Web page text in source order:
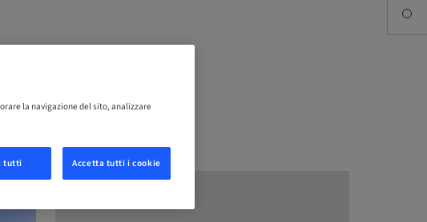
la navigazione del sito, analizzare
tutti Accetta tutti i cookie